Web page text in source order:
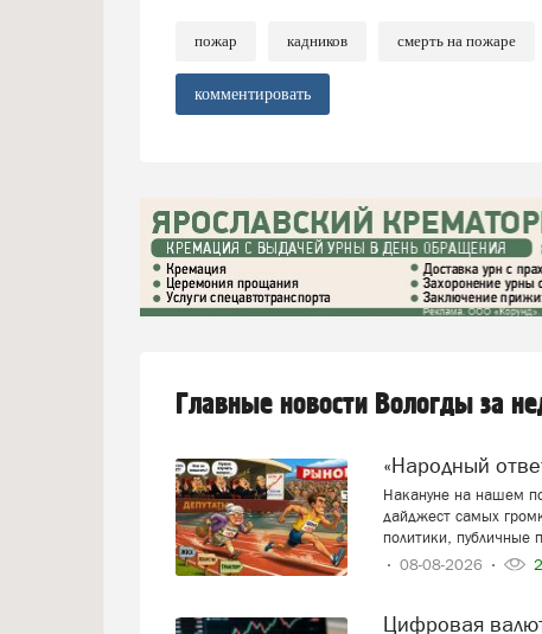
пожар кадников смерть на пожаре
комментировать
Главные новости Вологды за
«Народный
Накануне на нашем
дайджест самых
политики, публичные
08-08-2026
Цифровая валюта: добро пожаловать или будем